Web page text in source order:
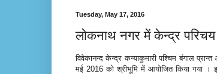
Tuesday, May 17, 2016
लोकनाथ नगर में केन्द्र परिचय
विवेकानन्द केन्द्र कन्याकुमारी पश्चिम बंगाल
मई 2016 को श्रीभूमि में आयोजित किया गया ।